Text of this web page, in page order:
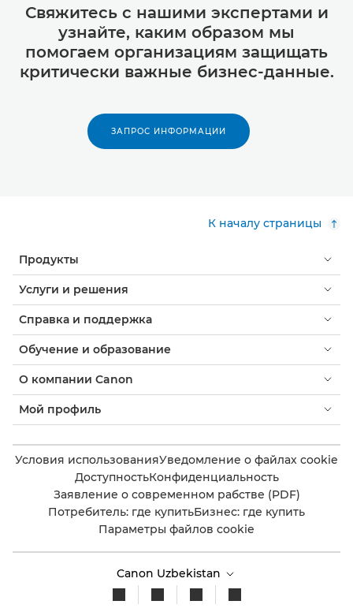
Свяжитесь с нашими экспертами и
узнайте, каким образом мы
помогаем организациям защищать
критически важные бизнес-данные.
ЗАПРОС ИНФОРМАЦИИ
К началу страницы
Продукты
Услуги и решения
Справка и поддержка
Обучение и образование
О компании Canon
Мой профиль
Условия использованияУведомление о файлах cookie
ДоступностьКонфиденциальность
Заявление о современном рабстве (PDF)
Потребитель: где купитьБизнес: где купить
Параметры файлов cookie
Canon Uzbekistan